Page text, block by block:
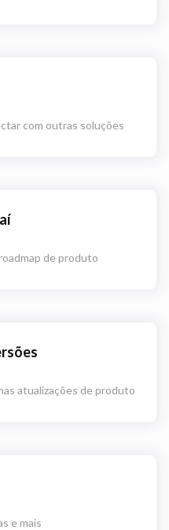
com outras soluções
de produto
atualizações de produto
e mais